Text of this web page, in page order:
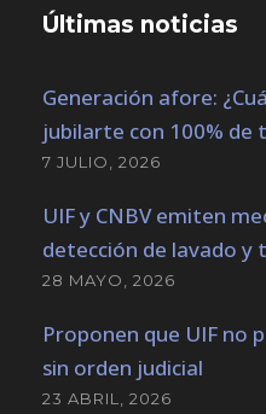
Últimas noticias
Generación afore:
jubilarte con 100% de
7 JULIO, 2026
UIF y CNBV emiten
detección de lavado
28 MAYO, 2026
Proponen que UIF no
sin orden judicial
23 ABRIL, 2026